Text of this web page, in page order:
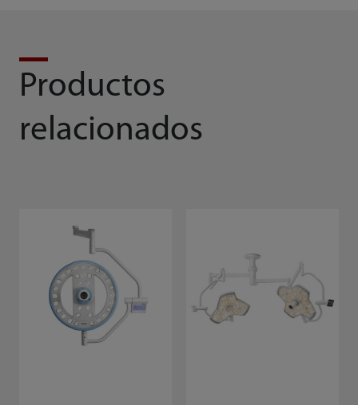
Productos
relacionados